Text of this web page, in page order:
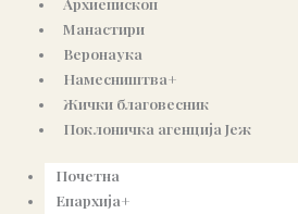
Манастири
Веронаука
Намесништва+
Жички благовесник
Поклоничка агенција Јеж
Почетна
Епархија+